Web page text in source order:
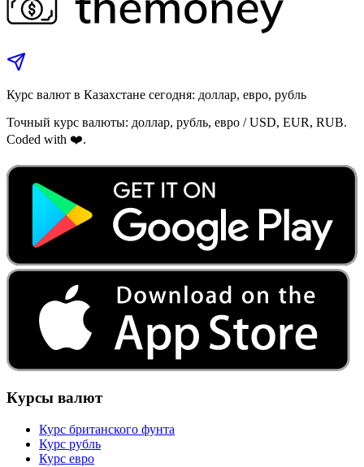
Курс валют в Казахстане сегодня: доллар, евро, рубль
Точный курс валюты: доллар, рубль, евро / USD, EUR, RUB.
Coded with ❤️.
Курсы валют
Курс британского фунта
Курс рубль
Курс евро